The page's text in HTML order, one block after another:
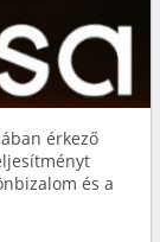
érkező
és a